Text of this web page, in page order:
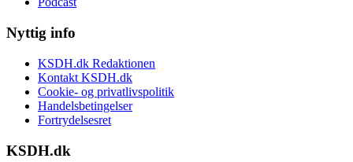
Nyttig info
KSDH.dk Redaktionen
Kontakt KSDH.dk
Cookie- og privatlivspolitik
Handelsbetingelser
Fortrydelsesret
KSDH.dk